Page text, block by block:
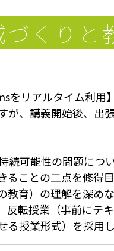
くりと
をリアルタイム利用】
が、講義開始後、出
続可能性の問題につ
ることの二点を修得
教育）の理解を深め
反転授業（事前にテ
授業形式）を採用し